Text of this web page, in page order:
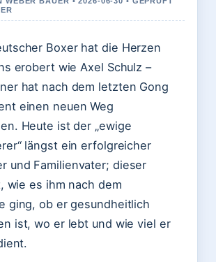
Boxer hat die Herzen
erobert wie Axel Schulz –
hat nach dem letzten Gong
einen neuen Weg
Heute ist der „ewige
längst ein erfolgreicher
und Familienvater; dieser
wie es ihm nach dem
ging, ob er gesundheitlich
ist, wo er lebt und wie viel er